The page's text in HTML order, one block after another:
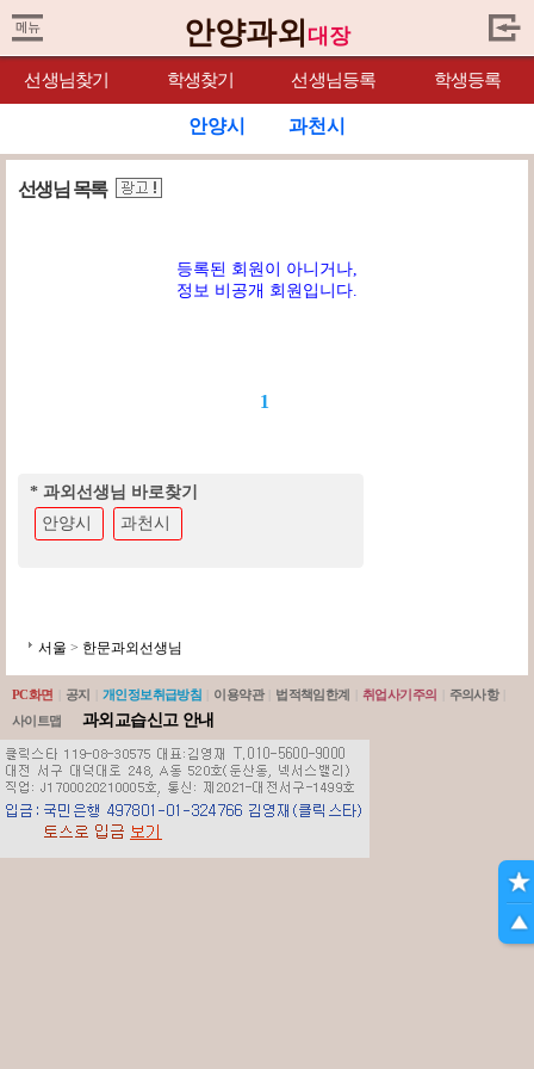
안양과외 대장
선생님찾기 학생찾기 선생님등록 학생등록
안양시 과천시
선생님 목록
등록된 회원이 아니거나,
정보 비공개 회원입니다.
1
* 과외선생님 바로찾기
안양시
과천시
서울 > 한문과외선생님
PC화면 공지 개인정보취급방침 이용약관 법적책임한계 취업사기주의 주의사항
사이트맵
과외교습신고 안내